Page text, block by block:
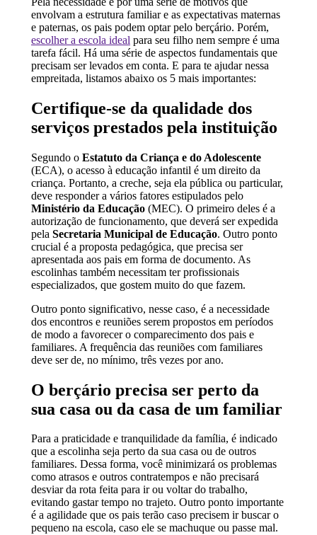
envolvam a estrutura familiar e as expectativas maternas
e paternas, os pais podem optar pelo berçário. Porém,
escolher a escola ideal para seu filho nem sempre é uma
tarefa fácil. Há uma série de aspectos fundamentais que
precisam ser levados em conta. E para te ajudar nessa
empreitada, listamos abaixo os 5 mais importantes:
Certifique-se da qualidade dos
serviços prestados pela instituição
Segundo o Estatuto da Criança e do Adolescente
(ECA), o acesso à educação infantil é um direito da
criança. Portanto, a creche, seja ela pública ou particular,
deve responder a vários fatores estipulados pelo
Ministério da Educação (MEC). O primeiro deles é a
autorização de funcionamento, que deverá ser expedida
pela Secretaria Municipal de Educação. Outro ponto
crucial é a proposta pedagógica, que precisa ser
apresentada aos pais em forma de documento. As
escolinhas também necessitam ter profissionais
especializados, que gostem muito do que fazem.
Outro ponto significativo, nesse caso, é a necessidade
dos encontros e reuniões serem propostos em períodos
de modo a favorecer o comparecimento dos pais e
familiares. A frequência das reuniões com familiares
deve ser de, no mínimo, três vezes por ano.
O berçário precisa ser perto da
sua casa ou da casa de um familiar
Para a praticidade e tranquilidade da família, é indicado
que a escolinha seja perto da sua casa ou de outros
familiares. Dessa forma, você minimizará os problemas
como atrasos e outros contratempos e não precisará
desviar da rota feita para ir ou voltar do trabalho,
evitando gastar tempo no trajeto. Outro ponto importante
é a agilidade que os pais terão caso precisem ir buscar o
pequeno na escola, caso ele se machuque ou passe mal.